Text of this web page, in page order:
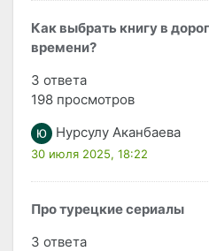
Как выбрать книгу в
времени?
3 ответа
198 просмотров
Нурсулу Аканбаева
30 июля 2025, 18:22
Про турецкие сериалы
3 ответа